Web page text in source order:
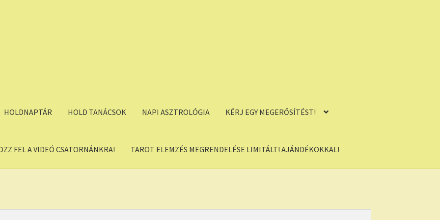
HOLDNAPTÁR HOLD TANÁCSOK NAPI ASZTROLÓGIA KÉRJ EGY MEGERŐSÍTÉST!
FEL A VIDEÓ CSATORNÁNKRA! TAROT ELEMZÉS MEGRENDELÉSE LIMITÁLT! AJÁNDÉKOKKAL!